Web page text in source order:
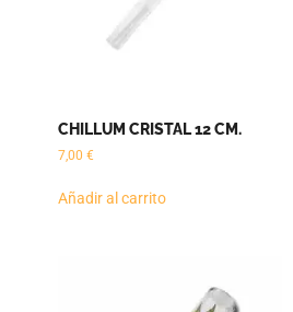
CHILLUM CRISTAL 12 CM.
7,00 €
Añadir al carrito